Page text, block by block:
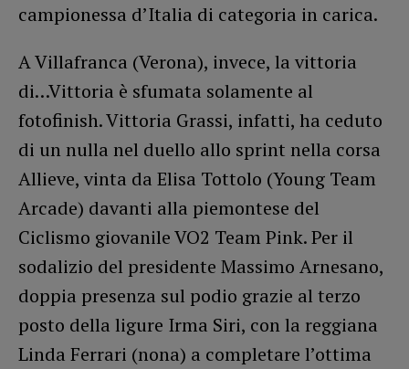
campionessa d’Italia di categoria in carica.
A Villafranca (Verona), invece, la vittoria
di…Vittoria è sfumata solamente al
fotofinish. Vittoria Grassi, infatti, ha ceduto
di un nulla nel duello allo sprint nella corsa
Allieve, vinta da Elisa Tottolo (Young Team
Arcade) davanti alla piemontese del
Ciclismo giovanile VO2 Team Pink. Per il
sodalizio del presidente Massimo Arnesano,
doppia presenza sul podio grazie al terzo
posto della ligure Irma Siri, con la reggiana
Linda Ferrari (nona) a completare l’ottima